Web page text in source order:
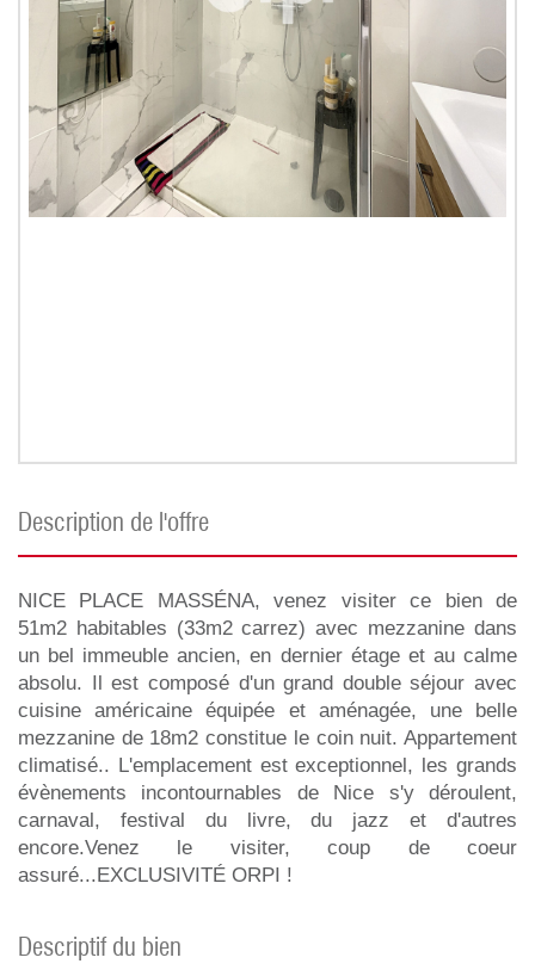
description de l'offre
NICE PLACE MASSÉNA, venez visiter ce bien de
51m2 habitables (33m2 carrez) avec mezzanine dans
un bel immeuble ancien, en dernier étage et au calme
absolu. Il est composé d'un grand double séjour avec
cuisine américaine équipée et aménagée, une belle
mezzanine de 18m2 constitue le coin nuit. Appartement
climatisé.. L'emplacement est exceptionnel, les grands
évènements incontournables de Nice s'y déroulent,
carnaval, festival du livre, du jazz et d'autres
encore.Venez le visiter, coup de coeur
assuré...EXCLUSIVITÉ ORPI !
descriptif du bien